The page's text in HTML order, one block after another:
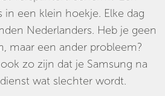
in een klein hoekje. Elke dag
Nederlanders. Heb je geen
maar een ander probleem?
zo zijn dat je Samsung na
wat slechter wordt.